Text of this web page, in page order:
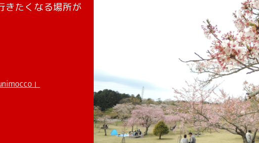
きたくなる場所が
」